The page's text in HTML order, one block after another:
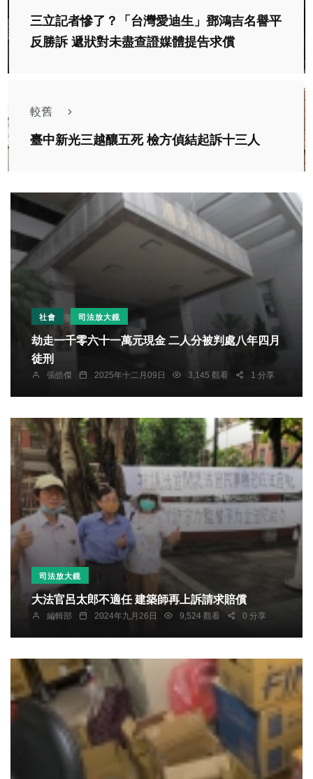
三立記者慘了？「台灣愛迪生」鄧鴻吉名譽平
反勝訴 遞狀對未盡查證媒體提告求償
較舊
臺中新光三越釀五死 檢方偵結起訴十三人
社會 司法放大鏡
劫走一千零六十一萬元現金 二人分被判處八年四月
徒刑
張皓傑 2025年十二月09日 3,145 觀看 1 分享
司法放大鏡
大法官呂太郎不適任 建築師再上訴請求賠償
編輯部 2024年九月26日 9,524 觀看 0 分享